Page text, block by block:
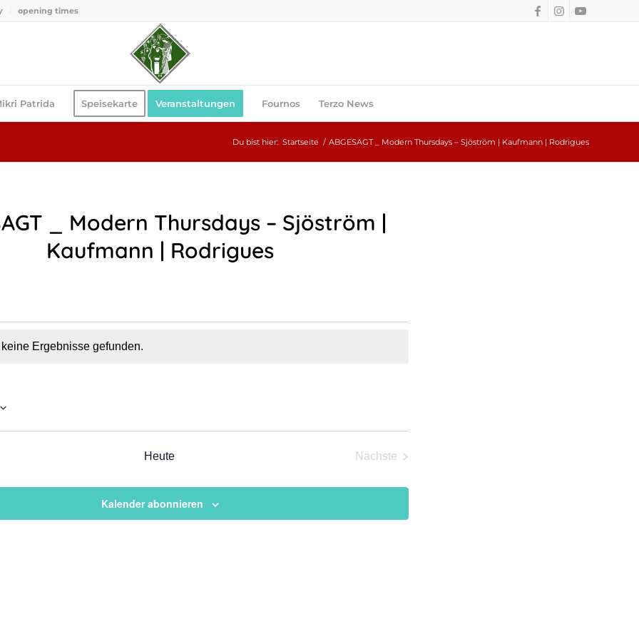
opening times
Patrida Speisekarte Veranstaltungen Fournos Terzo News
Du bist hier: Startseite / ABGESAGT _ Modern Thursdays – Sjöström | Kaufmann | Rodrigues
_ Modern Thursdays – Sjöström |
Kaufmann | Rodrigues
Ergebnisse gefunden.
Heute
Nächste
Kalender abonnieren